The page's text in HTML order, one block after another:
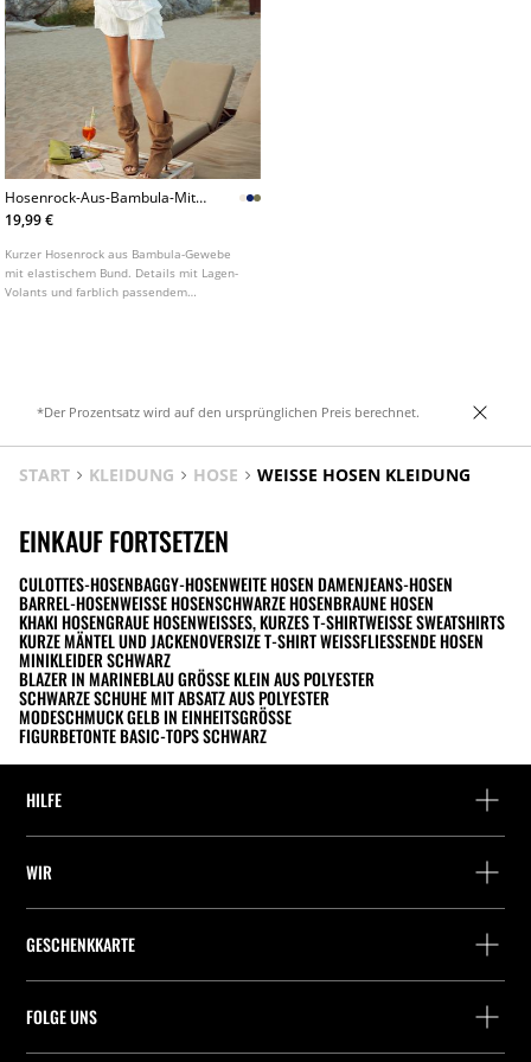
Hosenrock-Aus-Bambula-Mit-
Volants-L01261250
19,99 €
Kurzer Hosenrock aus Bambula-Gewebe
mit elastischem Bund. Details mit Lagen-
Volants und farblich passendem
*Der Prozentsatz wird auf den ursprünglichen Preis berechnet.
START KLEIDUNG HOSE WEISSE HOSEN KLEIDUNG
EINKAUF FORTSETZEN
CULOTTES-HOSENBAGGY-HOSENWEITE HOSEN DAMENJEANS-HOSEN
BARREL-HOSENWEISSE HOSEN SCHWARZE HOSENBRAUNE HOSEN
KHAKI HOSENGRAUE HOSENWEISSES, KURZES T-SHIRT WEISSE SWEATSHIRTS
KURZE MÄNTEL UND JACKENOVERSIZE T-SHIRT WEISS FLIESSENDE HOSEN
MINIKLEIDER SCHWARZ
BLAZER IN MARINEBLAU GRÖSSE KLEIN AUS POLYESTER
SCHWARZE SCHUHE MIT ABSATZ AUS POLYESTER
MODESCHMUCK GELB IN EINHEITSGRÖSSE
FIGURBETONTE BASIC-TOPS SCHWARZ
HILFE
Wo befindet sich deine Bestellung gerade?
Packstation-Finder
Präferenz-Cookies
WIR
Unternehmen
Company Profile
GESCHENKKARTE
Kauf einer Geschenkkarte
FOLGE UNS